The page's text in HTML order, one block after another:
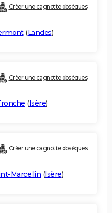
Créer une cagnotte obsèques
(Landes)
Créer une cagnotte obsèques
(Isère)
Créer une cagnotte obsèques
Marcellin (Isère)